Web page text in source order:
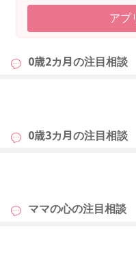
ニックでお問い合わせいた
クストアに常駐している
ベビーカレンダー事務局か
【病気の診断や薬について
談、各専門家の資格の範疇
アプ
0歳2カ月の注目相談
0歳3カ月の注目相談
ママの心の注目相談